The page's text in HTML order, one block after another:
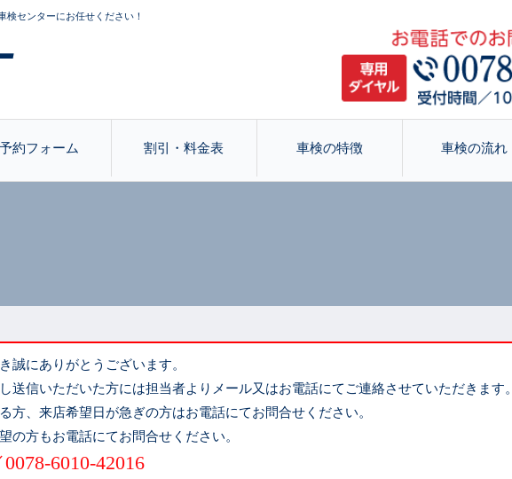
センターにお任せください！
予約フォーム 割引・料金表 車検の特徴 車検の流れ
誠にありがとうございます。
送信いただいた方には担当者よりメール又はお電話にてご連絡させていただきます。
方、来店希望日が急ぎの方はお電話にてお問合せください。
の方もお電話にてお問合せください。
6010-42016